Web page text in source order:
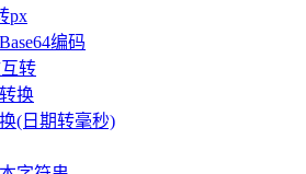
px
编码
转
换
(日期转毫秒)